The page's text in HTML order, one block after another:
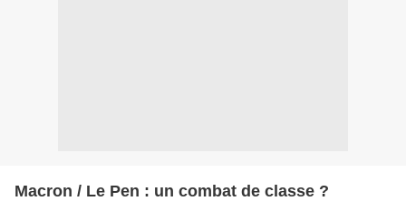
Macron / Le Pen : un combat de classe ?